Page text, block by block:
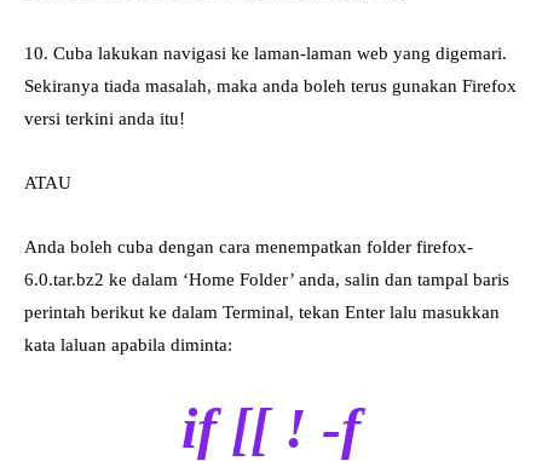
10. Cuba lakukan navigasi ke laman-laman web yang digemari.
Sekiranya tiada masalah, maka anda boleh terus gunakan Firefox
versi terkini anda itu!
ATAU
Anda boleh cuba dengan cara menempatkan folder firefox-
6.0.tar.bz2 ke dalam ‘Home Folder’ anda, salin dan tampal baris
perintah berikut ke dalam Terminal, tekan Enter lalu masukkan
kata laluan apabila diminta:
if [[ ! -f